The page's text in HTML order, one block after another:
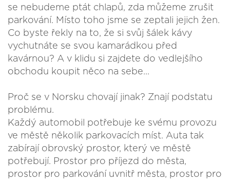
se nebudeme ptát chlapů, zda můžeme zrušit
parkování. Místo toho jsme se zeptali jejich žen.
Co byste řekly na to, že si svůj šálek kávy
vychutnáte se svou kamarádkou před
kavárnou? A v klidu si zajdete do vedlejšího
obchodu koupit něco na sebe...
Proč se v Norsku chovají jinak? Znají podstatu
problému.
Každý automobil potřebuje ke svému provozu
ve městě několik parkovacích míst. Auta tak
zabírají obrovský prostor, který ve městě
potřebují. Prostor pro příjezd do města,
prostor pro parkování uvnitř města, prostor pro